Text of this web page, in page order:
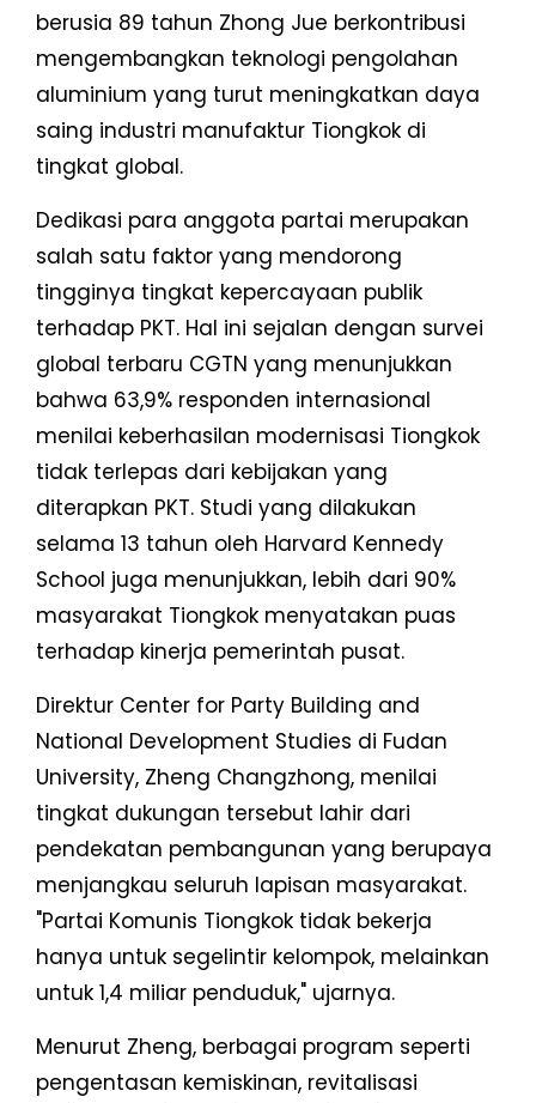
berusia 89 tahun Zhong Jue berkontribusi
mengembangkan teknologi pengolahan
aluminium yang turut meningkatkan daya
saing industri manufaktur Tiongkok di
tingkat global.
Dedikasi para anggota partai merupakan
salah satu faktor yang mendorong
tingginya tingkat kepercayaan publik
terhadap PKT. Hal ini sejalan dengan survei
global terbaru CGTN yang menunjukkan
bahwa 63,9% responden internasional
menilai keberhasilan modernisasi Tiongkok
tidak terlepas dari kebijakan yang
diterapkan PKT. Studi yang dilakukan
selama 13 tahun oleh Harvard Kennedy
School juga menunjukkan, lebih dari 90%
masyarakat Tiongkok menyatakan puas
terhadap kinerja pemerintah pusat.
Direktur Center for Party Building and
National Development Studies di Fudan
University, Zheng Changzhong, menilai
tingkat dukungan tersebut lahir dari
pendekatan pembangunan yang berupaya
menjangkau seluruh lapisan masyarakat.
"Partai Komunis Tiongkok tidak bekerja
hanya untuk segelintir kelompok, melainkan
untuk 1,4 miliar penduduk," ujarnya.
Menurut Zheng, berbagai program seperti
pengentasan kemiskinan, revitalisasi